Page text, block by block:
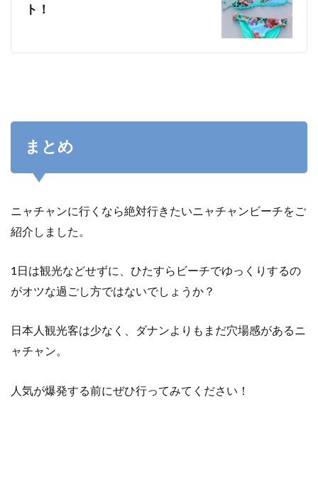
ト！
まとめ
ニャチャンに行くなら絶対行きたいニャチャンビーチをご
紹介しました。
1日は観光などせずに、ひたすらビーチでゆっくりするの
がオツな過ごし方ではないでしょうか？
日本人観光客は少なく、ダナンよりもまだ穴場感があるニ
ャチャン。
人気が爆発する前にぜひ行ってみてください！